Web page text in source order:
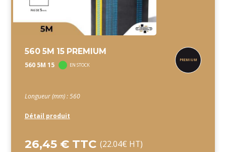
560 5M 15 PREMIUM
560 5M 15 EN STOCK
Longueur (mm) : 560
Détail produit
26,45 € TTC (22.04€ HT)